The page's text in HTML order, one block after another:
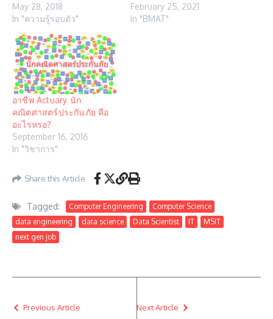
May 28, 2018
In "ความรู้รอบตัว"
February 25, 2021
In "BMAT"
อาชีพ Actuary นัก
คณิตศาสตร์ประกันภัย คือ
อะไรหรอ?
September 16, 2016
In "วิชาการ"
Share this Article
Tagged: Computer Engineering
Computer Science
data engineering
data science Data Scientist IT
MSIT
next gen job
Previous Article Next Article